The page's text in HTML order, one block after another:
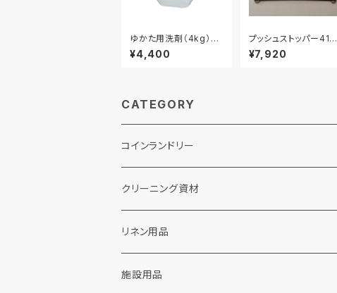
ゆかた用洗剤（4kg）ラ
ンドリー用液体洗剤
¥4,400
プッシュストッパー410
ハンガー 220本入り
¥7,920
CATEGORY
コインランドリー
クリーニング資材
ランドリー洗剤関連
粉末洗剤
ドライクリーニング関連
リネン用品
施設用品